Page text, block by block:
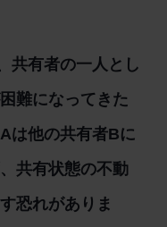
共有者の一人とし
難になってきた
は他の共有者Bに
共有状態の不動
恐れがありま